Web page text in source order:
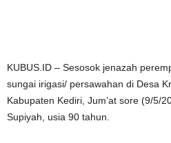
KUBUS.ID – Sesosok jenazah
sungai irigasi/ persawahan di Desa
Kabupaten Kediri, Jum’at sore (9/5/
Supiyah, usia 90 tahun.